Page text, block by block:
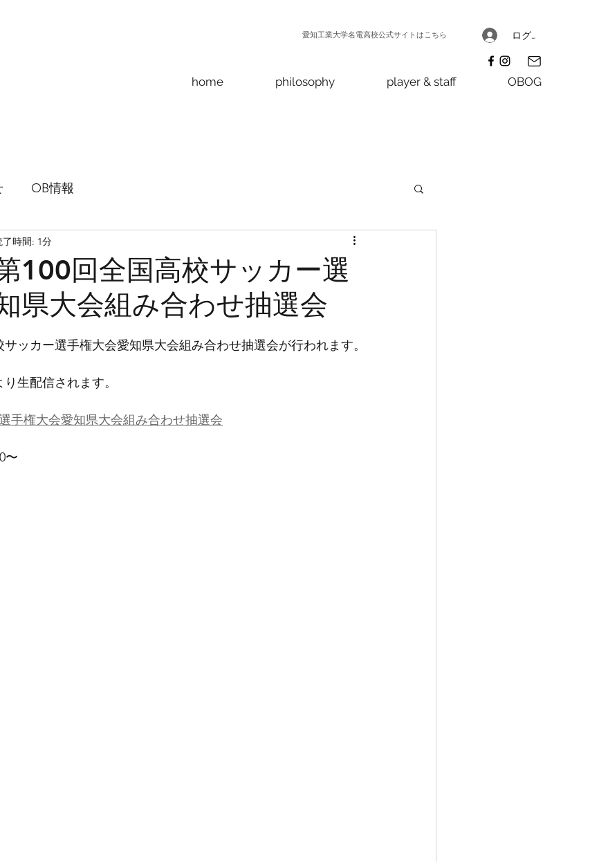
愛知工業大学名電高校公式サイトはこちら ログイン
home philosophy player & staff OBOG
OB情報
100回全国高校サッカー選
県大会組み合わせ抽選会
了時間: 1分
ッカー選手権大会愛知県大会組み合わせ抽選会が行われます。
生配信されます。
手権大会愛知県大会組み合わせ抽選会
〜